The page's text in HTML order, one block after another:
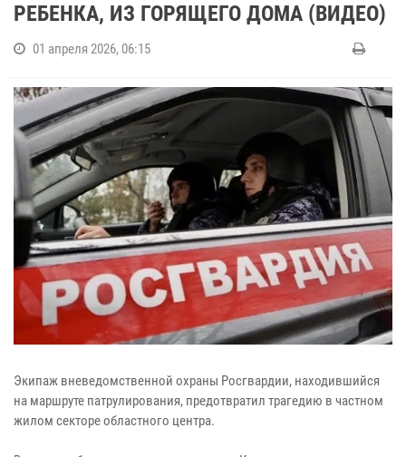
РЕБЕНКА, ИЗ ГОРЯЩЕГО ДОМА (ВИДЕО)
01 апреля 2026, 06:15
Экипаж вневедомственной охраны Росгвардии, находившийся
на маршруте патрулирования, предотвратил трагедию в частном
жилом секторе областного центра.